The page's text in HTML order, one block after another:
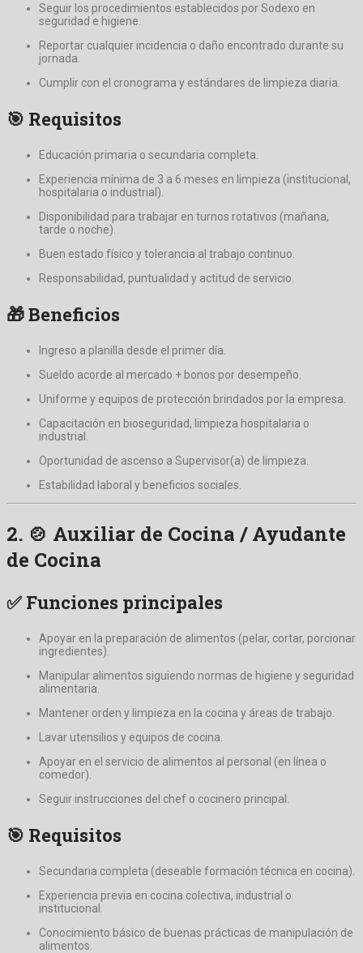
Seguir los procedimientos establecidos por Sodexo en
seguridad e higiene.
Reportar cualquier incidencia o daño encontrado durante su
jornada.
Cumplir con el cronograma y estándares de limpieza diaria.
🎯 Requisitos
Educación primaria o secundaria completa.
Experiencia mínima de 3 a 6 meses en limpieza (institucional,
hospitalaria o industrial).
Disponibilidad para trabajar en turnos rotativos (mañana,
tarde o noche).
Buen estado físico y tolerancia al trabajo continuo.
Responsabilidad, puntualidad y actitud de servicio.
🎁 Beneficios
Ingreso a planilla desde el primer día.
Sueldo acorde al mercado + bonos por desempeño.
Uniforme y equipos de protección brindados por la empresa.
Capacitación en bioseguridad, limpieza hospitalaria o
industrial.
Oportunidad de ascenso a Supervisor(a) de limpieza.
Estabilidad laboral y beneficios sociales.
2. 🍲 Auxiliar de Cocina / Ayudante
de Cocina
✅ Funciones principales
Apoyar en la preparación de alimentos (pelar, cortar, porcionar
ingredientes).
Manipular alimentos siguiendo normas de higiene y seguridad
alimentaria.
Mantener orden y limpieza en la cocina y áreas de trabajo.
Lavar utensilios y equipos de cocina.
Apoyar en el servicio de alimentos al personal (en línea o
comedor).
Seguir instrucciones del chef o cocinero principal.
🎯 Requisitos
Secundaria completa (deseable formación técnica en cocina).
Experiencia previa en cocina colectiva, industrial o
institucional.
Conocimiento básico de buenas prácticas de manipulación de
alimentos.